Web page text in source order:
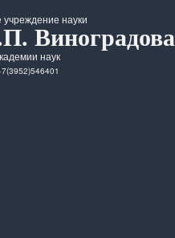
науки
Виноградова
наук